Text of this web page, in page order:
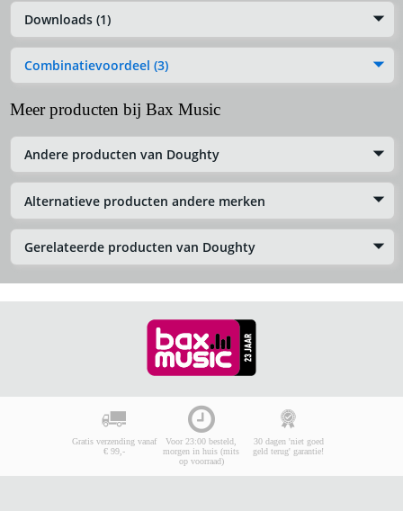
Downloads (1)
Combinatievoordeel (3)
Meer producten bij Bax Music
Andere producten van Doughty
Alternatieve producten andere merken
Gerelateerde producten van Doughty
Gratis verzending vanaf
€ 99,-
Voor 23:00 besteld,
morgen in huis (mits
op voorraad)
30 dagen 'niet goed
geld terug' garantie!